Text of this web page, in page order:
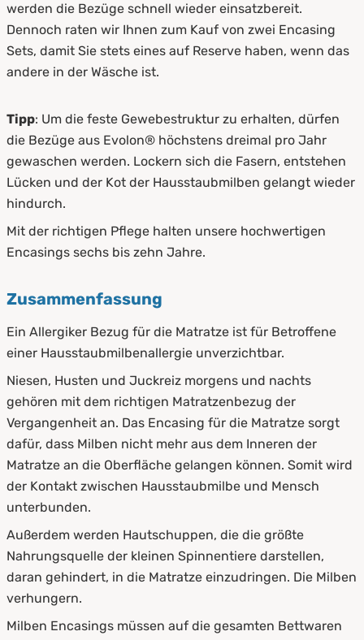
werden die Bezüge schnell wieder einsatzbereit.
Dennoch raten wir Ihnen zum Kauf von zwei Encasing
Sets, damit Sie stets eines auf Reserve haben, wenn das
andere in der Wäsche ist.
Tipp: Um die feste Gewebestruktur zu erhalten, dürfen
die Bezüge aus Evolon® höchstens dreimal pro Jahr
gewaschen werden. Lockern sich die Fasern, entstehen
Lücken und der Kot der Hausstaubmilben gelangt wieder
hindurch.
Mit der richtigen Pflege halten unsere hochwertigen
Encasings sechs bis zehn Jahre.
Zusammenfassung
Ein Allergiker Bezug für die Matratze ist für Betroffene
einer Hausstaubmilbenallergie unverzichtbar.
Niesen, Husten und Juckreiz morgens und nachts
gehören mit dem richtigen Matratzenbezug der
Vergangenheit an. Das Encasing für die Matratze sorgt
dafür, dass Milben nicht mehr aus dem Inneren der
Matratze an die Oberfläche gelangen können. Somit wird
der Kontakt zwischen Hausstaubmilbe und Mensch
unterbunden.
Außerdem werden Hautschuppen, die die größte
Nahrungsquelle der kleinen Spinnentiere darstellen,
daran gehindert, in die Matratze einzudringen. Die Milben
verhungern.
Milben Encasings müssen auf die gesamten Bettwaren